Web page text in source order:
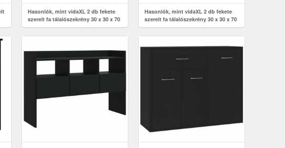
Hasonlók, mint vidaXL 2 db fekete
szerelt fa tálalószekrény 30 x 30 x 70
cm
Hasonlók, mint vidaXL 2 db fekete
szerelt fa tálalószekrény 30 x 30 x 70
cm